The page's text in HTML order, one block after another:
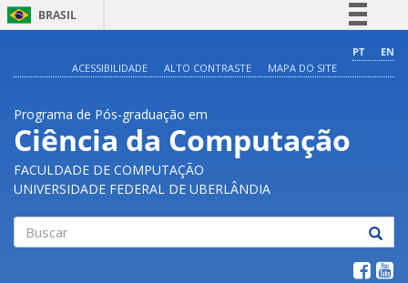
BRASIL
Comunica BR
Acesso à informação
Legislação
PT
EN
ACESSIBILIDADE
ALTO CONTRASTE MAPA DO SITE
Programa de Pós-graduação em
Ciência da Computação
FACULDADE DE COMPUTAÇÃO
UNIVERSIDADE FEDERAL DE UBERLÂNDIA